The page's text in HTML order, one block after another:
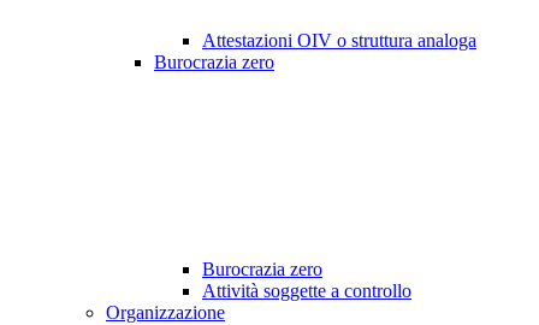
Attestazioni OIV o struttura analoga
Burocrazia zero
Burocrazia zero
Attività soggette a controllo
Organizzazione